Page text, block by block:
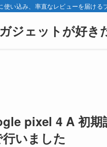
使い込み、率直なレビューを届ける
ジェットが好き
pixel 4 A 初
いました